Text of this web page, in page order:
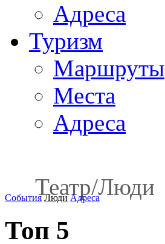
Адреса
Туризм
Маршруты
Места
Адреса
Театр/Люди
События Люди Адреса
Топ 5